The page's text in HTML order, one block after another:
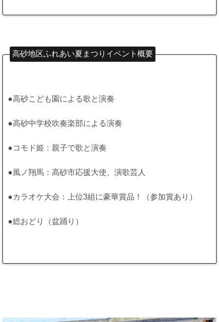
高砂地区ふれあい夏まつりイベント概要
●高砂こども園による歌と演奏
●高砂中学校吹奏楽部による演奏
●コモド姫：親子で歌と演奏
●風ノ翔馬：高砂市応援大使、演歌芸人
●カラオケ大会：上位3組に豪華賞品！（参加賞あり）
●総おどり（盆踊り）